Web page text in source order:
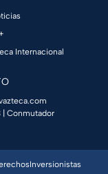
Internacional
| Conmutador
Inversionistas